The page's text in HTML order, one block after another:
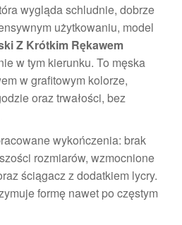
wygląda schludnie, dobrze
użytkowaniu, model
Z Krótkim Rękawem
w tym kierunku. To męska
w grafitowym kolorze,
oraz trwałości, bez
wykończenia: brak
rozmiarów, wzmocnione
ściągacz z dodatkiem lycry.
formę nawet po częstym